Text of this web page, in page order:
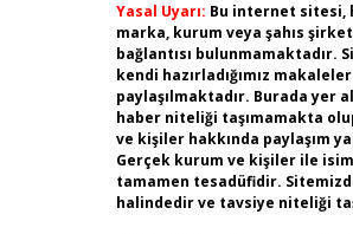
Yasal Uyarı: Bu internet sitesi,
marka, kurum veya şahıs
bağlantısı bulunmamaktadır.
kendi hazırladığımız makaleler
paylaşılmaktadır. Burada yer
haber niteliği taşımamakta
ve kişiler hakkında paylaşım
Gerçek kurum ve kişiler ile
tamamen tesadüfidir.
halindedir ve tavsiye niteliği